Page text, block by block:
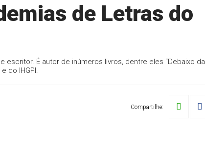
de Letras do
escritor. É autor de inúmeros livros, dentre eles “Debaixo da
do IHGPI.
Compartilhe: